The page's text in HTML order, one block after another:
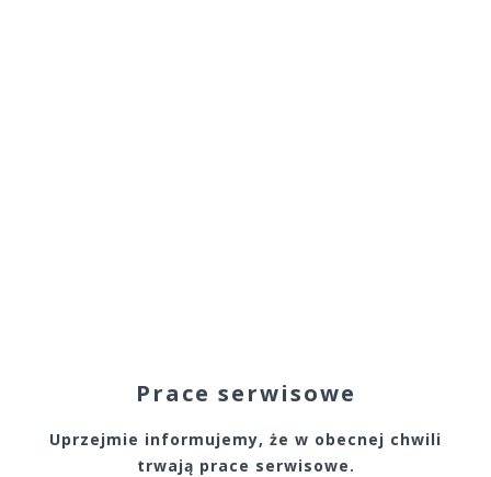
Prace serwisowe
Uprzejmie informujemy, że w obecnej chwili
trwają prace serwisowe.